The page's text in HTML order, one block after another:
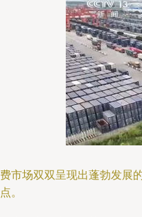
市场双双呈现出蓬勃发
。